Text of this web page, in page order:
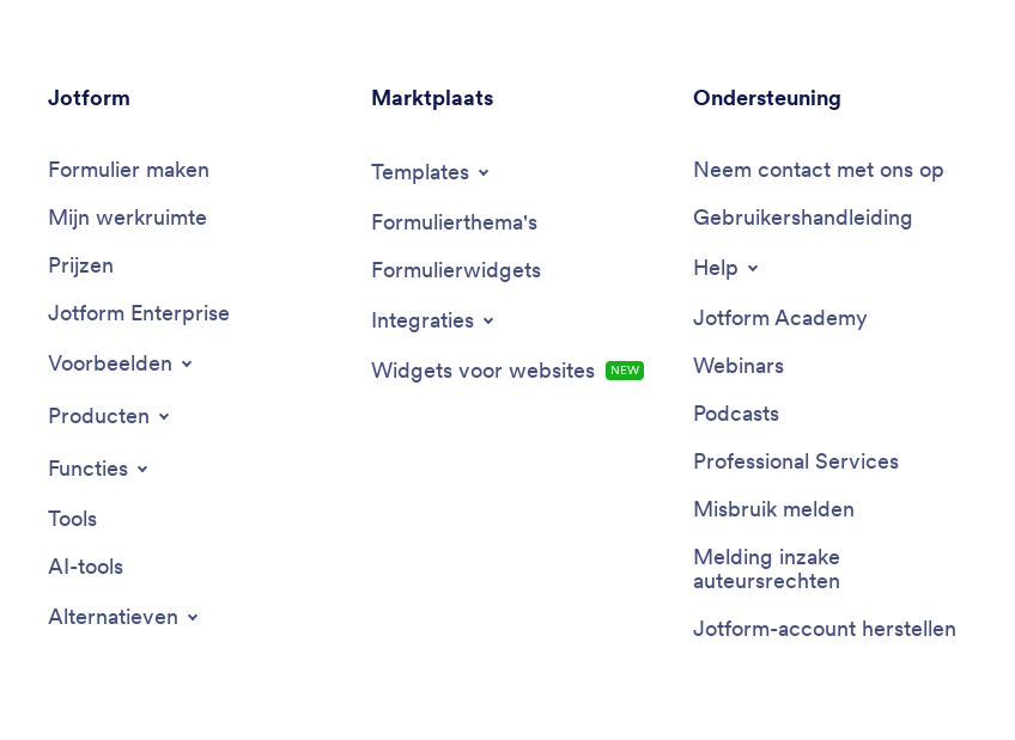
Jotform
Formulier maken
Mijn werkruimte
Prijzen
Jotform Enterprise
Voorbeelden
Producten
Functies
Tools
AI-tools
Alternatieven
Marktplaats
Templates
Formulierthema's
Formulierwidgets
Integraties
Widgets voor websites
NEW
Ondersteuning
Neem contact met ons op
Gebruikershandleiding
Help
Jotform Academy
Webinars
Podcasts
Professional Services
Misbruik melden
Melding inzake
auteursrechten
Jotform-account herstellen